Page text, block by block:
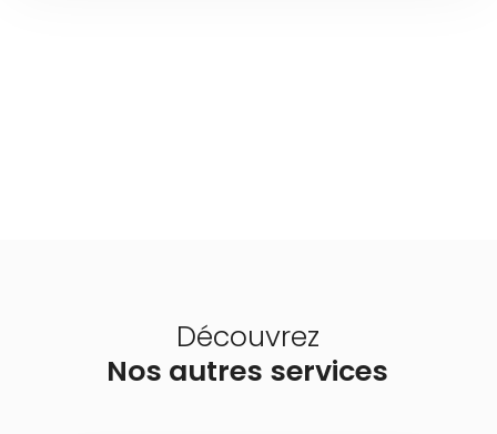
Découvrez
Nos autres services